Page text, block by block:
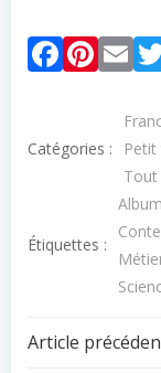
Catégories :
Tout
Étiquettes :
Article